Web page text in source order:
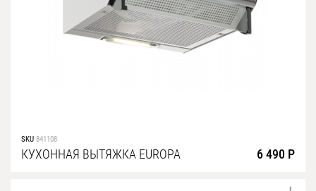
SKU 841108
КУХОННАЯ ВЫТЯЖКА EUROPA 6 490 Р